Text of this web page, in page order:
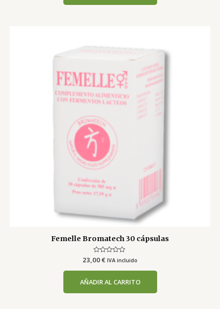
Femelle Bromatech 30 cápsulas
Valorado
con
0
5
23,00€ IVA incluido
AÑADIR AL CARRITO